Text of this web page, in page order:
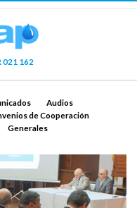
021 162
Audios
de Cooperación
Generales